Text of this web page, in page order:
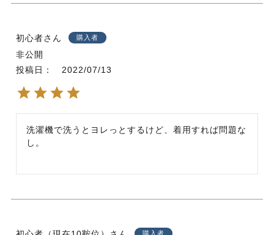
初心者 購入者
非公開
投稿日
2022/07/13
洗濯機で洗うとヨレっとするけど、着用すれば問題な
し。
購入者